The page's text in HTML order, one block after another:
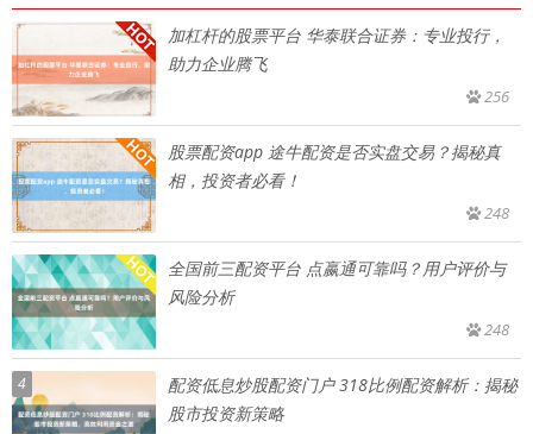
加杠杆的股票平台 华泰联合证券：专业投行，
助力企业腾飞
256
股票配资app 途牛配资是否实盘交易？揭秘真
相，投资者必看！
248
全国前三配资平台 点嬴通可靠吗？用户评价与
风险分析
248
4
配资低息炒股配资门户 318比例配资解析：揭秘
股市投资新策略